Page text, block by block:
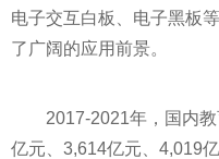
电子交互白板、电子黑板
了广阔的应用前景。
2017-2021年，国内
亿元、3,614亿元、4,019